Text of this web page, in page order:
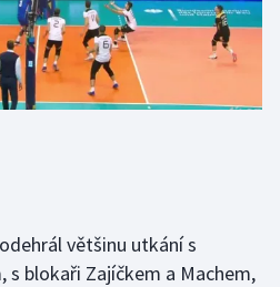
většinu utkání s
s blokaři Zajíčkem a Machem,